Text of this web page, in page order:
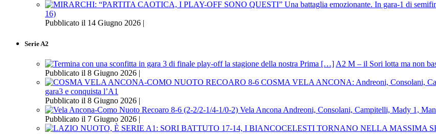
16)
Pubblicato il 14 Giugno 2026 |
Serie A2
A2 M – il Sori lotta ma non
Pubblicato il 8 Giugno 2026 |
gara3 e conquista l’A1
Pubblicato il 8 Giugno 2026 |
Pubblicato il 7 Giugno 2026 |